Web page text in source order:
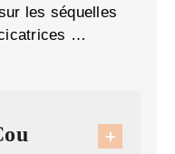
les séquelles
…